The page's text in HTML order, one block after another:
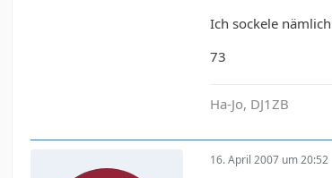
Ich sockele
73
Ha-Jo, DJ1ZB
16. April 2007 um 20:52